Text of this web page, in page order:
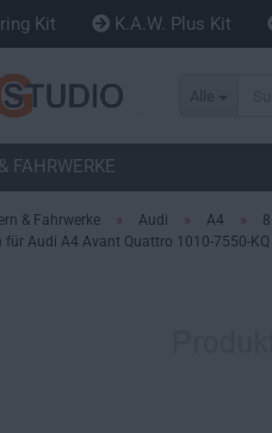
Kit K.A.W. Plus Kit
FAHRWERKE
& Fahrwerke » Audi » A4 »
für Audi A4 Avant Quattro 1010-7550-KQ